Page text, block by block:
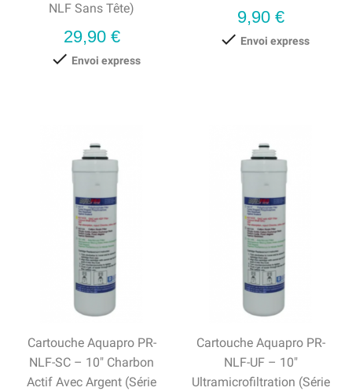
NLF Sans Tête)
Prix
29,90 €
 Envoi express
Prix
9,90 €
 Envoi express
Cartouche Aquapro PR-
NLF-SC – 10" Charbon
Actif Avec Argent (série
Cartouche Aquapro PR-
NLF-UF – 10"
Ultramicrofiltration (série